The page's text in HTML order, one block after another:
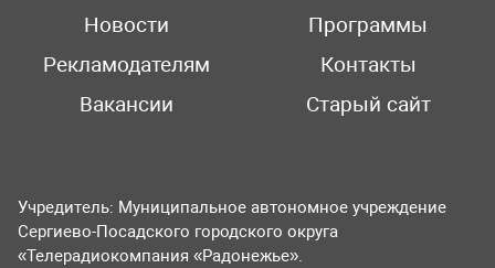
Новости
Программы
Рекламодателям
Контакты
Вакансии
Старый сайт
Учредитель: Муниципальное автономное учреждение
Сергиево-Посадского городского округа
«Телерадиокомпания «Радонежье».